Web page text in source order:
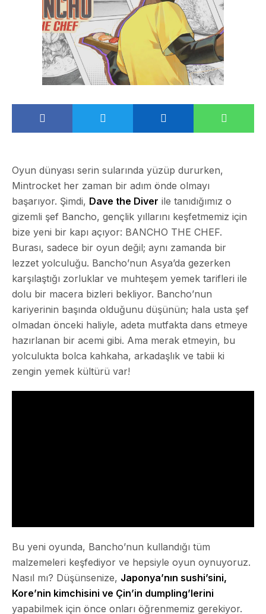
Oyun dünyası serin sularında yüzüp dururken,
Mintrocket her zaman bir adım önde olmayı
başarıyor. Şimdi, Dave the Diver ile tanıdığımız o
gizemli şef Bancho, gençlik yıllarını keşfetmemiz için
bize yeni bir kapı açıyor: BANCHO THE CHEF.
Burası, sadece bir oyun değil; aynı zamanda bir
lezzet yolculuğu. Bancho’nun Asya’da gezerken
karşılaştığı zorluklar ve muhteşem yemek tarifleri ile
dolu bir macera bizleri bekliyor. Bancho’nun
kariyerinin başında olduğunu düşünün; hala usta şef
olmadan önceki haliyle, adeta mutfakta dans etmeye
hazırlanan bir acemi gibi. Ama merak etmeyin, bu
yolculukta bolca kahkaha, arkadaşlık ve tabii ki
zengin yemek kültürü var!
Bu yeni oyunda, Bancho’nun kullandığı tüm
malzemeleri keşfediyor ve hepsiyle oyun oynuyoruz.
Nasıl mı? Düşünsenize, Japonya’nın sushi’sini,
Kore’nin kimchisini ve Çin’in dumpling’lerini
yapabilmek için önce onları öğrenmemiz gerekiyor.